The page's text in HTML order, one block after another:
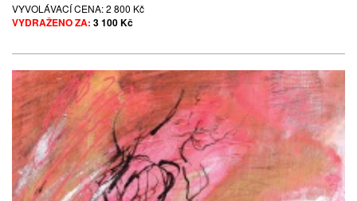
VYVOLÁVACÍ CENA:2 800 Kč
VYDRAŽENO ZA: 3 100 Kč